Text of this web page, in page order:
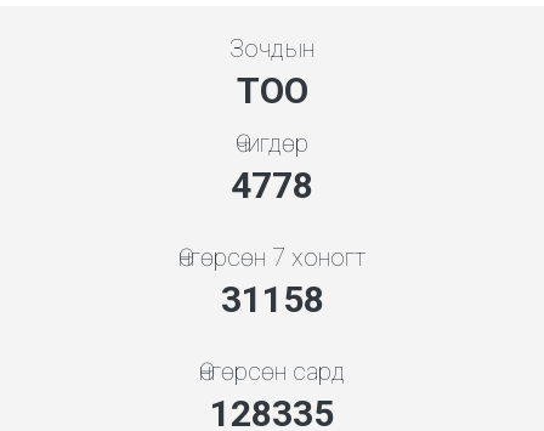
Зочдын
ТОО
Өчигдөр
5119
Өнгөрсөн 7 хоногт
33384
Өнгөрсөн сард
137502